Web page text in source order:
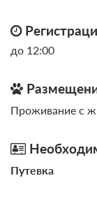
Номер Делюкс
двухместного
необходимым:
30м2
Сплит-
2 гостя
до 12:00
Проживание с
Путевка